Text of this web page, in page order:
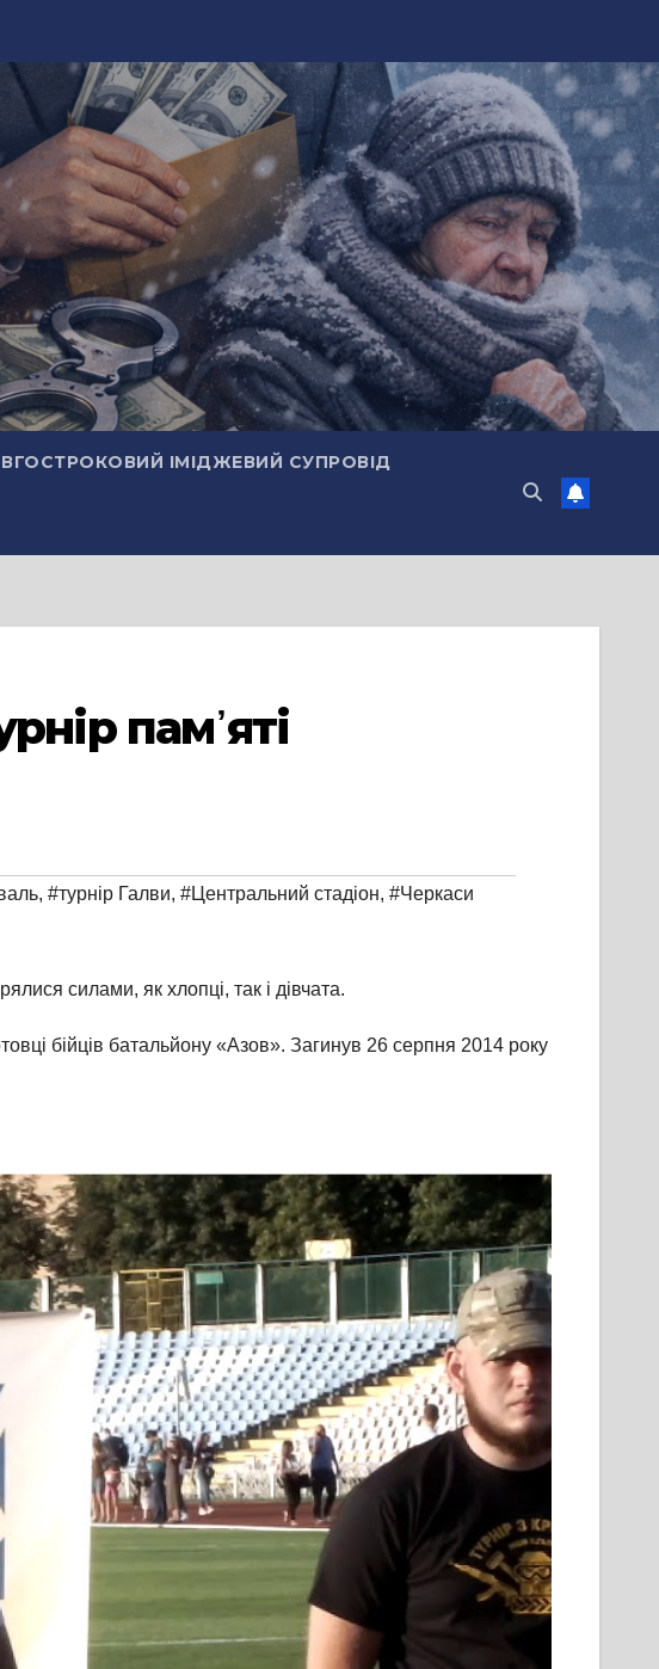
ІМІДЖЕВИЙ СУПРОВІД
пам᾽яті
, #турнір Галви, #Центральний стадіон, #Черкаси
силами, як хлопці, так і дівчата.
бійців батальйону «Азов». Загинув 26 серпня 2014 року